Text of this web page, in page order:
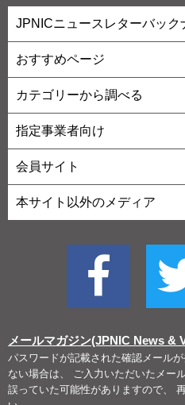
JPNICニュースレターバック
おすすめページ
カテゴリーから調べる
指定事業者向け
会員サイト
本サイト以外のメディア
メールマガジン(JPNIC News &
パスワードが記載された確認メール
ない場合は、 ご入力いただいたメー
誤っていた可能性がありますので、